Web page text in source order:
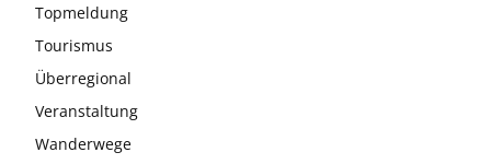
Topmeldung
Tourismus
Überregional
Veranstaltung
Wanderwege